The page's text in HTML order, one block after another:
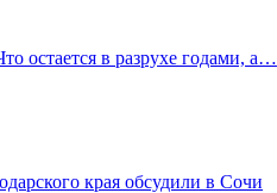
остается в разрухе годами, а…
края обсудили в Сочи